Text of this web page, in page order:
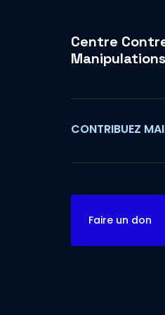
Centre
CONTRIBUEZ
Faire un don